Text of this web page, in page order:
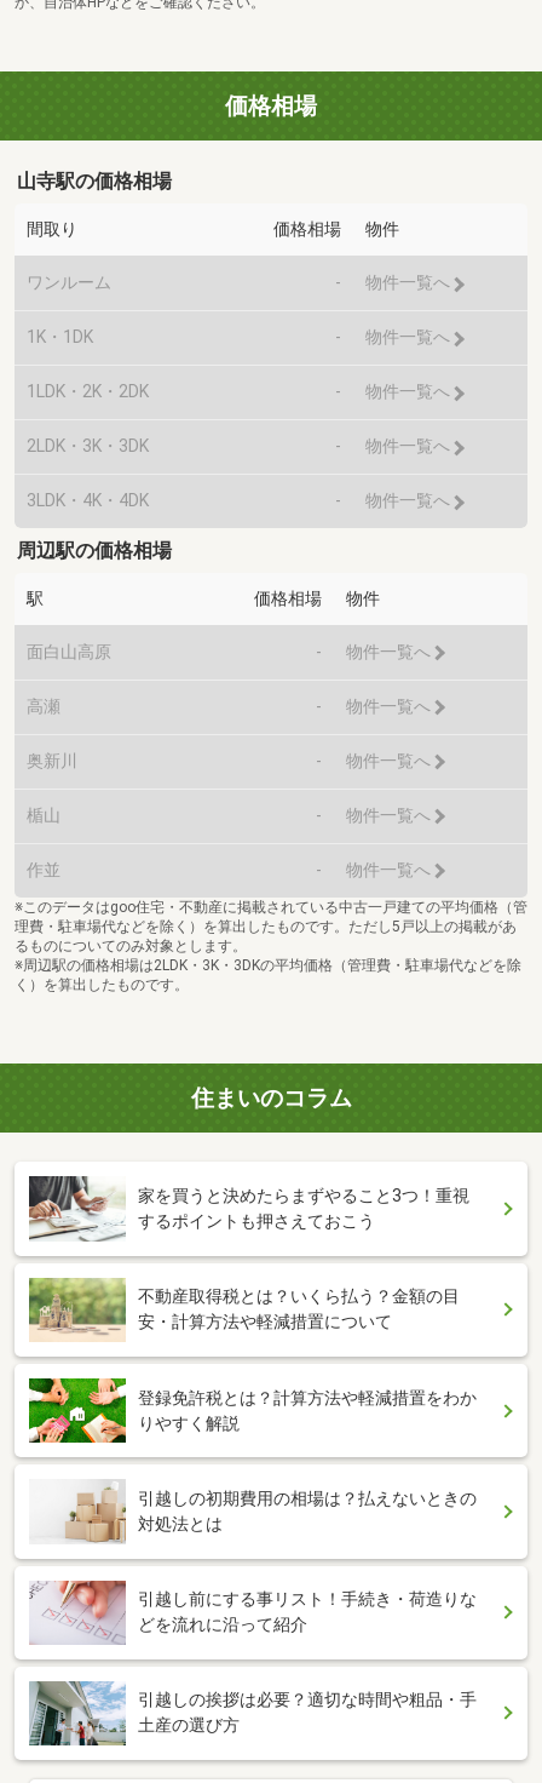
価格相場
山寺駅の価格相場
間取り 価格相場 物件
ワンルーム - 物件一覧へ
1K・1DK - 物件一覧へ
1LDK・2K・2DK - 物件一覧へ
2LDK・3K・3DK - 物件一覧へ
3LDK・4K・4DK - 物件一覧へ
周辺駅の価格相場
駅 価格相場 物件
面白山高原 - 物件一覧へ
高瀬 - 物件一覧へ
奥新川 - 物件一覧へ
楯山 - 物件一覧へ
作並 - 物件一覧へ
※このデータはgoo住宅・不動産に掲載されている中古一戸建ての平均価格（管
理費・駐車場代などを除く）を算出したものです。ただし5戸以上の掲載があ
るものについてのみ対象とします。
※周辺駅の価格相場は2LDK・3K・3DKの平均価格（管理費・駐車場代などを除
く）を算出したものです。
住まいのコラム
家を買うと決めたらまずやること3つ！重視
するポイントも押さえておこう
不動産取得税とは？いくら払う？金額の目
安・計算方法や軽減措置について
登録免許税とは？計算方法や軽減措置をわか
りやすく解説
引越しの初期費用の相場は？払えないときの
対処法とは
引越し前にする事リスト！手続き・荷造りな
どを流れに沿って紹介
引越しの挨拶は必要？適切な時間や粗品・手
土産の選び方